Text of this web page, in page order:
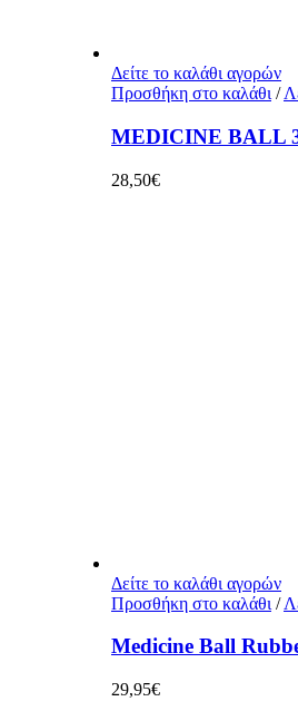
Δείτε το καλάθι αγορών
Προσθήκη στο καλάθι /
MEDICINE BALL
28,50€
Δείτε το καλάθι αγορών
Προσθήκη στο καλάθι /
Medicine Ball
29,95€